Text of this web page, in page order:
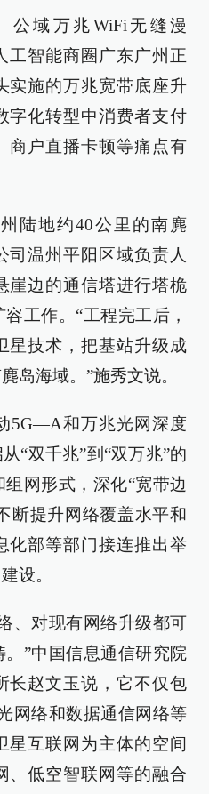
公域万兆WiFi无缝漫
智能商圈广东广州正
实施的万兆宽带底座升
字化转型中消费者支付
商户直播卡顿等痛点有
陆地约40公里的南麂
司温州平阳区域负责人
崖边的通信塔进行塔桅
工作。“工程完工后，
星技术，把基站升级成
岛海域。”施秀文说。
5G—A和万兆光网深度
“双千兆”到“双万兆”的
网形式，深化“宽带边
断提升网络覆盖水平和
化部等部门接连推出举
设。
、对现有网络升级都可
”中国信息通信研究院
长赵文玉说，它不仅包
网络和数据通信网络等
星互联网为主体的空间
、低空智联网等的融合